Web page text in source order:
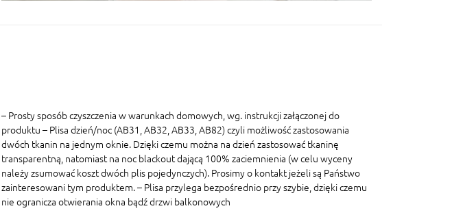
– Prosty sposób czyszczenia w warunkach domowych, wg. instrukcji załączonej do
produktu – Plisa dzień/noc (AB31, AB32, AB33, AB82) czyli możliwość zastosowania
dwóch tkanin na jednym oknie. Dzięki czemu można na dzień zastosować tkaninę
transparentną, natomiast na noc blackout dającą 100% zaciemnienia (w celu wyceny
należy zsumować koszt dwóch plis pojedynczych). Prosimy o kontakt jeżeli są Państwo
zainteresowani tym produktem. – Plisa przylega bezpośrednio przy szybie, dzięki czemu
nie ogranicza otwierania okna bądź drzwi balkonowych